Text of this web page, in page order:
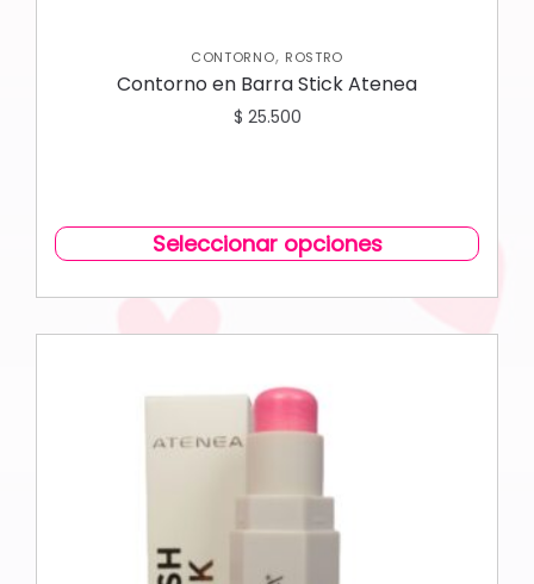
CONTORNO, ROSTRO
Contorno en Barra Stick Atenea
$ 25.500
Seleccionar opciones